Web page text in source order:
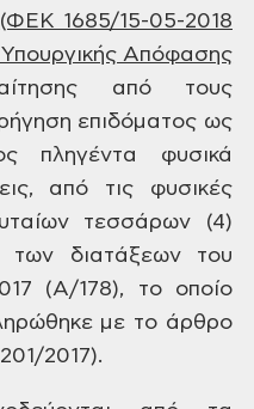
1685/15-05-2018
Υπουργικής Απόφασης
από τους
επιδόματος ως
πληγέντα φυσικά
από τις φυσικές
τεσσάρων (4)
των διατάξεων του
(Α/178), το οποίο
με το άρθρο
2017).